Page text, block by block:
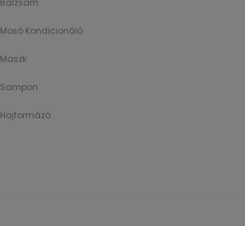
Mosó Kondicionáló
Maszk
Sampon
Hajformázó